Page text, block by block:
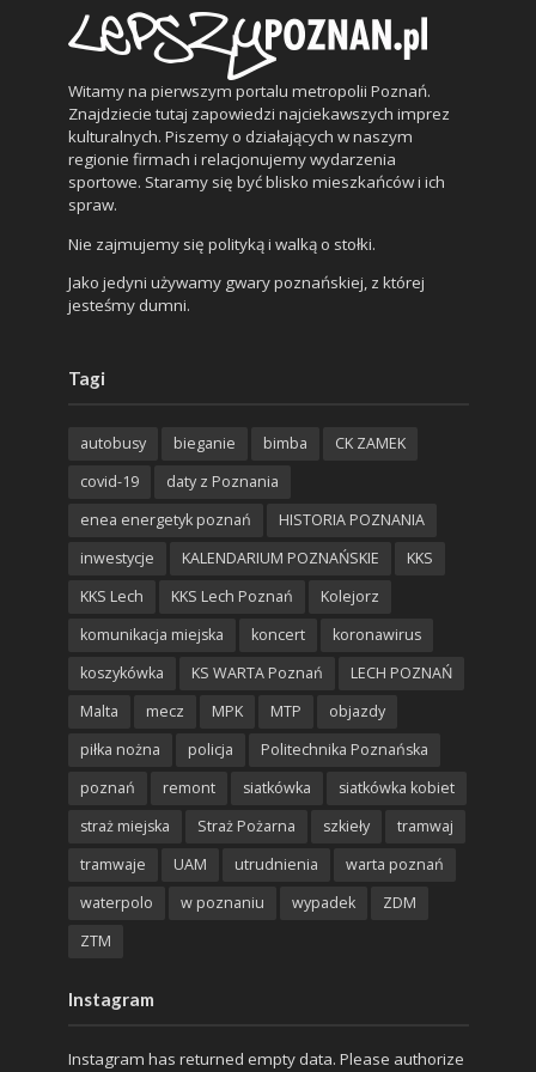
Witamy na pierwszym portalu metropolii Poznań.
Znajdziecie tutaj zapowiedzi najciekawszych imprez
kulturalnych. Piszemy o działających w naszym
regionie firmach i relacjonujemy wydarzenia
sportowe. Staramy się być blisko mieszkańców i ich
spraw.
Nie zajmujemy się polityką i walką o stołki.
Jako jedyni używamy gwary poznańskiej, z której
jesteśmy dumni.
Tagi
autobusy bieganie bimba
CK ZAMEK
covid-19
daty z Poznania
enea energetyk poznań
HISTORIA POZNANIA
inwestycje
KALENDARIUM POZNAŃSKIE
KKS
KKS Lech
KKS Lech Poznań
Kolejorz
komunikacja miejska
koncert
koronawirus
koszykówka
KS WARTA Poznań
LECH POZNAŃ
Malta
mecz MPK MTP
objazdy
piłka nożna
policja
Politechnika Poznańska
poznań
remont siatkówka
siatkówka kobiet
straż miejska
Straż Pożarna szkieły
tramwaj
tramwaje
UAM utrudnienia
warta poznań
waterpolo
w poznaniu wypadek
ZDM
ZTM
Instagram
Instagram has returned empty data. Please authorize